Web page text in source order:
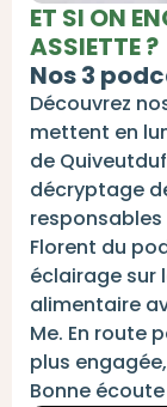
ET SI ON
ASSIETTE ?
Nos 3
Découvrez
mettent en
de
décryptage
Florent du
éclairage sur
alimentaire
Me. En route
plus
Bonne écoute